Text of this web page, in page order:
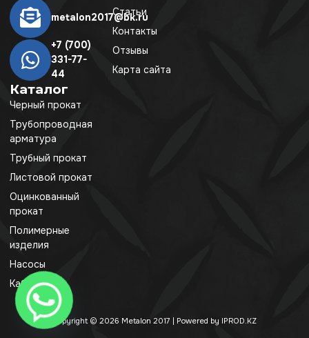
metalon2017@bk.ru
+7 (700)
331-77-
44
Каталог
Черный прокат
Трубопроводная
арматура
Трубный прокат
Листовой прокат
Оцинкованный
прокат
Полимерные
изделия
Насосы
Кабель
Статьи
Контакты
Отзывы
Карта сайта
Copyright © 2026 Metalon 2017 | Powered by IPROD.KZ